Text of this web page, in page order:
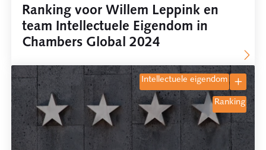
Ranking voor Willem Leppink en
team Intellectuele Eigendom in
Chambers Global 2024
intellectuele eigendom
ranking